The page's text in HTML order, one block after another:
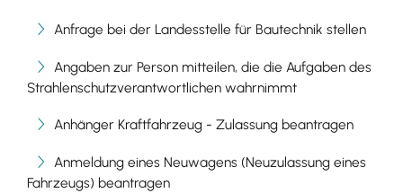
Anfrage bei der Landesstelle für Bautechnik stellen
Angaben zur Person mitteilen, die die Aufgaben des
Strahlenschutzverantwortlichen wahrnimmt
Anhänger Kraftfahrzeug - Zulassung beantragen
Anmeldung eines Neuwagens (Neuzulassung eines
Fahrzeugs) beantragen